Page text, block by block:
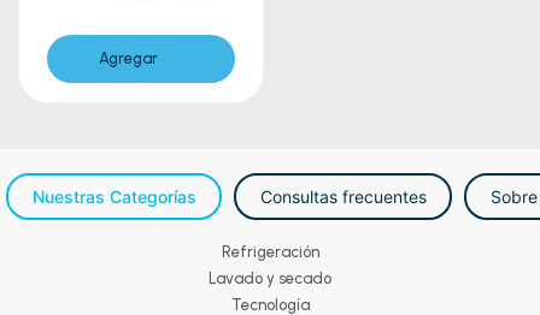
Agregar
Nuestras Categorías Consultas frecuentes
Refrigeración
Lavado y secado
Tecnología